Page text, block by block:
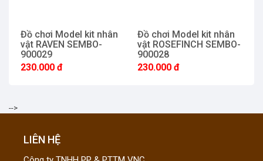
Đồ chơi Model kit nhân
vật RAVEN SEMBO-
900029
230.000 đ
Đồ chơi Model kit nhân
vật ROSEFINCH SEMBO-
900028
230.000 đ
-->
LIÊN HỆ